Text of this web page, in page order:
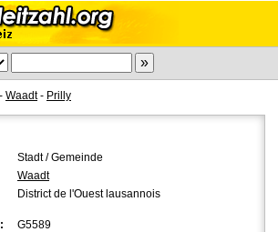
- Waadt- Prilly
Stadt / Gemeinde
Waadt
District de l'Ouest lausannois
G5589